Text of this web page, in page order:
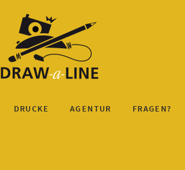
DRUCKE AGENTUR FRAGEN?